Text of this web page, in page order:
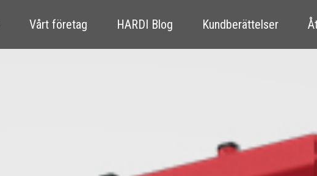
Vårt företag HARDI Blog Kundberättelser